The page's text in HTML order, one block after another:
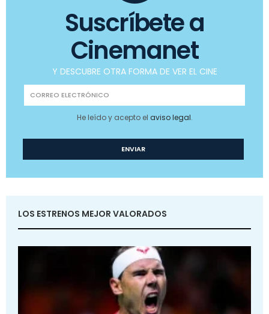
Suscríbete a
Cinemanet
Y DESCUBRE OTRA FORMA DE VER EL CINE
He leído y acepto el aviso legal.
LOS ESTRENOS MEJOR VALORADOS